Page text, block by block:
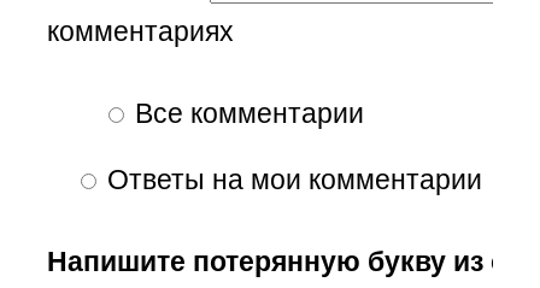
комментариях
Все комментарии
Ответы на мои комментарии
Напишите потерянную букву из